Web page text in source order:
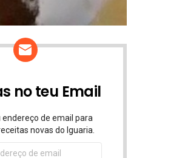
no teu Email
endereço de email para
novas do Iguaria.